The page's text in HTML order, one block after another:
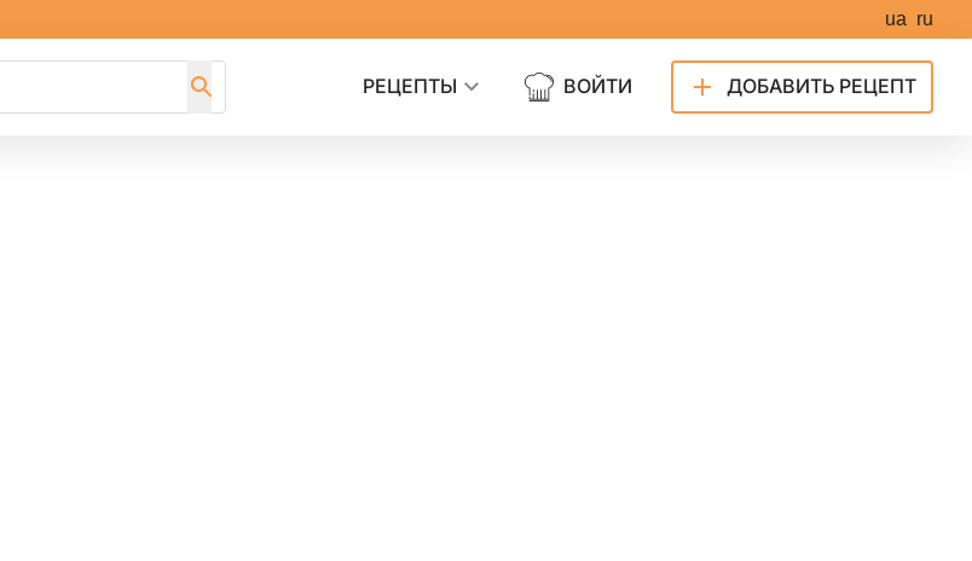
ua ru
РЕЦЕПТЫ ВОЙТИ ДОБАВИТЬ РЕЦЕПТ